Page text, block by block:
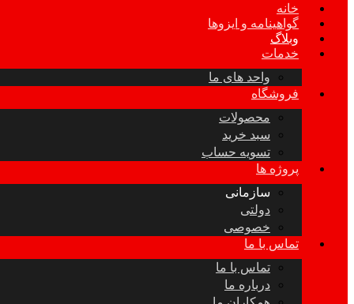
خانه
گواهینامه و ایزوها
وبلاگ
خدمات
واحد های ما
فروشگاه
محصولات
سبد خرید
تسویه حساب
پروژه ها
سازمانی
دولتی
خصوصی
تماس با ما
تماس با ما
درباره ما